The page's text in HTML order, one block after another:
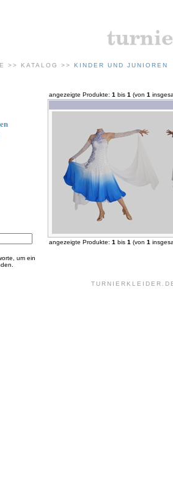
>> KATALOG >> KINDER UND JUNIOREN
um ein
angezeigte Produkte: 1 bis 1 (von 1
angezeigte Produkte: 1 bis 1 (von 1